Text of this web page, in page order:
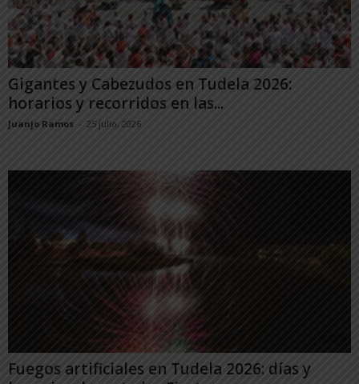
Gigantes y Cabezudos en Tudela 2026:
horarios y recorridos en las...
Juanjo Ramos - 25 julio, 2026
Fuegos artificiales en Tudela 2026: días y